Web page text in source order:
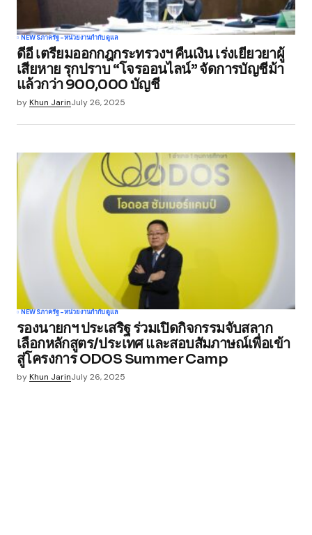
NEWSภาครัฐ-หน่วยงานกำกับดูแล
ดีอี เตรียมออกกฎกระทรวงฯ คืนเงิน เร่งเยียวยาผู้
เสียหาย รุกปราบ “โจรออนไลน์” จัดการบัญชีม้า
แล้วกว่า 900,000 บัญชี
byKhun JarinJuly 26, 2025
NEWSภาครัฐ-หน่วยงานกำกับดูแล
รองนายกฯ ประเสริฐ ร่วมเปิดกิจกรรมจับสลาก
เลือกหลักสูตร/ประเทศ และสอบสัมภาษณ์เพื่อเข้า
สู่โครงการ ODOS Summer Camp
byKhun JarinJuly 26, 2025